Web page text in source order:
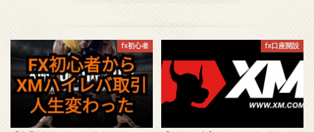
fx口座開設 fx口座開設